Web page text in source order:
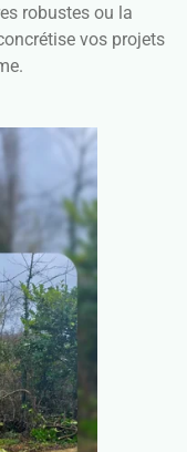
robustes ou la
vos projets